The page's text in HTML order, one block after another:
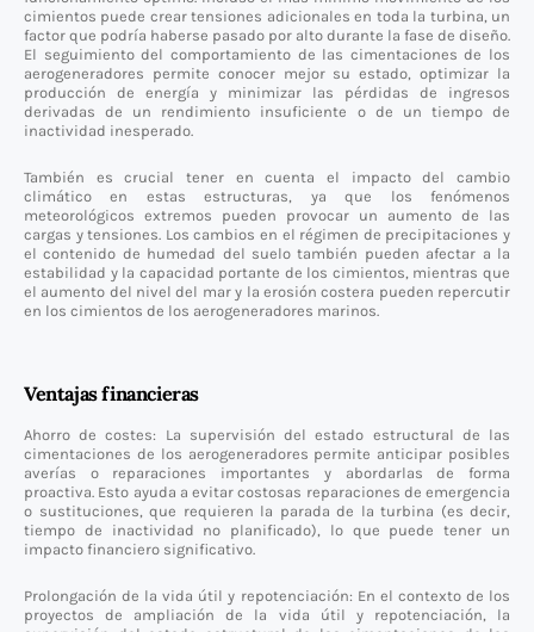
cimientos puede crear tensiones adicionales en toda la turbina, un
factor que podría haberse pasado por alto durante la fase de diseño.
El seguimiento del comportamiento de las cimentaciones de los
aerogeneradores permite conocer mejor su estado, optimizar la
producción de energía y minimizar las pérdidas de ingresos
derivadas de un rendimiento insuficiente o de un tiempo de
inactividad inesperado.
También es crucial tener en cuenta el impacto del cambio
climático en estas estructuras, ya que los fenómenos
meteorológicos extremos pueden provocar un aumento de las
cargas y tensiones. Los cambios en el régimen de precipitaciones y
el contenido de humedad del suelo también pueden afectar a la
estabilidad y la capacidad portante de los cimientos, mientras que
el aumento del nivel del mar y la erosión costera pueden repercutir
en los cimientos de los aerogeneradores marinos.
Ventajas financieras
Ahorro de costes: La supervisión del estado estructural de las
cimentaciones de los aerogeneradores permite anticipar posibles
averías o reparaciones importantes y abordarlas de forma
proactiva. Esto ayuda a evitar costosas reparaciones de emergencia
o sustituciones, que requieren la parada de la turbina (es decir,
tiempo de inactividad no planificado), lo que puede tener un
impacto financiero significativo.
Prolongación de la vida útil y repotenciación: En el contexto de los
proyectos de ampliación de la vida útil y repotenciación, la